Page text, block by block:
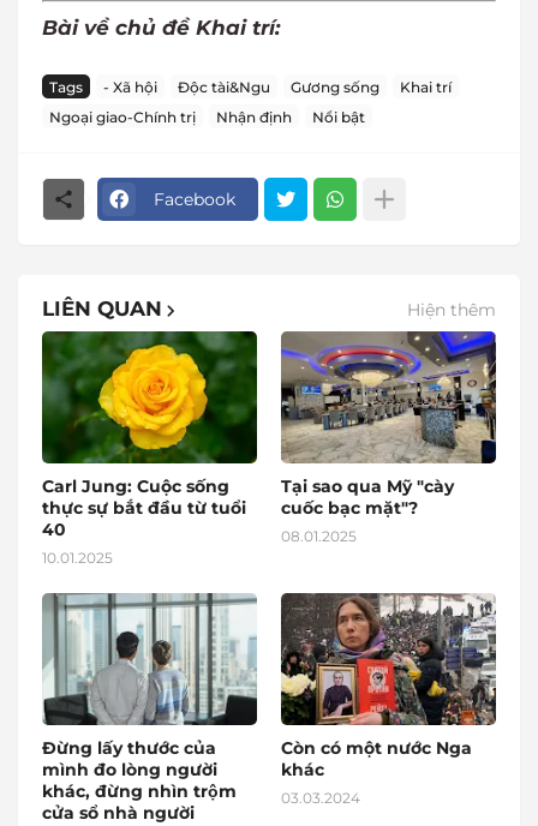
Bài về chủ đề Khai trí:
Tags - Xã hội Độc tài&Ngu Gương sống
Khai trí
Ngoại giao-Chính trị
Nhận định Nổi bật
Facebook
LIÊN QUAN Hiện thêm
Carl Jung: Cuộc sống
thực sự bắt đầu từ tuổi
40
10.01.2025
Tại sao qua Mỹ "cày
cuốc bạc mặt"?
08.01.2025
Đừng lấy thước của
mình đo lòng người
khác, đừng nhìn trộm
cửa sổ nhà người
Còn có một nước Nga
khác
03.03.2024